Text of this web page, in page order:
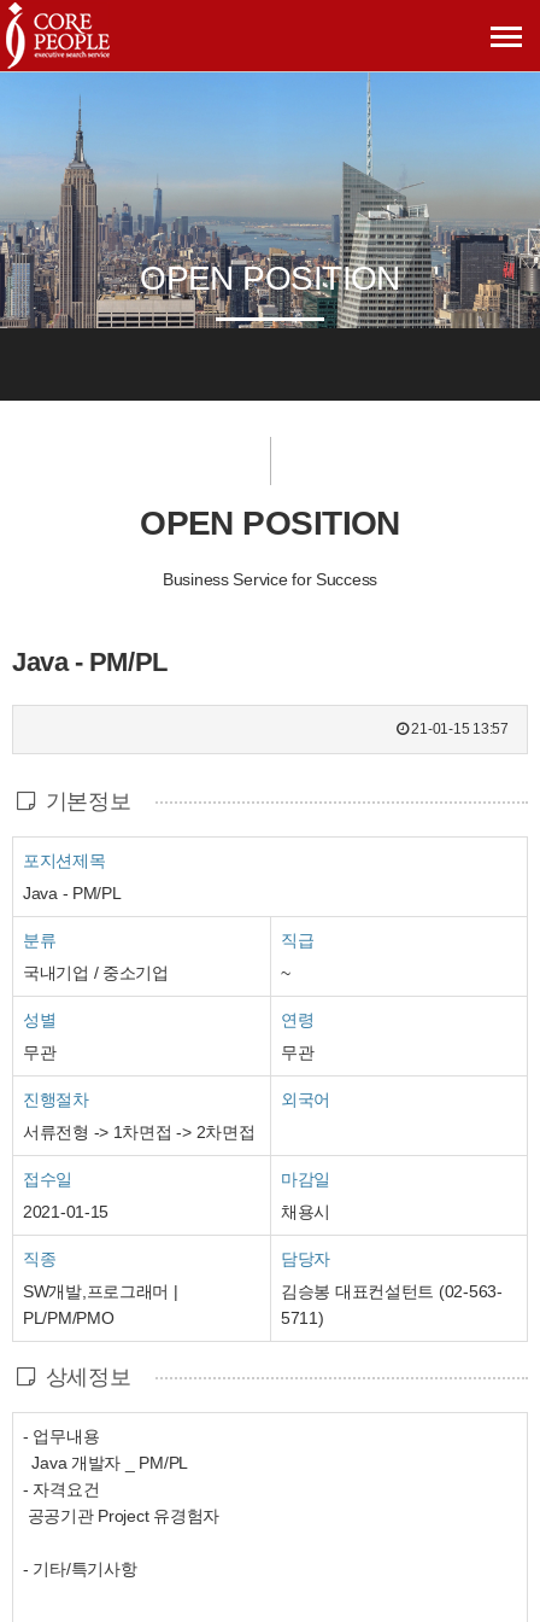
메
OPEN POSITION
OPEN POSITION
Business Service for Success
Java - PM/PL
21-01-15 13:57
기본정보
포지션제목
Java - PM/PL
분류
국내기업 / 중소기업
직급
~
성별
무관
연령
무관
진행절차
서류전형 -> 1차면접 -> 2차면접
외국어
접수일
2021-01-15
마감일
채용시
직종
SW개발,프로그래머 |
PL/PM/PMO
담당자
김승봉 대표컨설턴트 (02-563-
5711)
상세정보
- 업무내용
Java 개발자 _ PM/PL
- 자격요건
공공기관 Project 유경험자
- 기타/특기사항